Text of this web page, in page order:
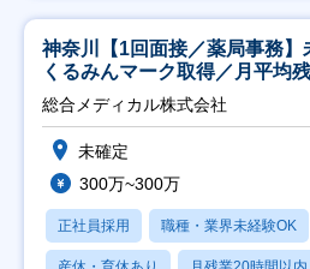
神奈川【1回面接／薬局事務
くるみんマーク取得／月平均
総合メディカル株式会社
未確定
300万~300万
正社員採用 職種・業界未経験OK